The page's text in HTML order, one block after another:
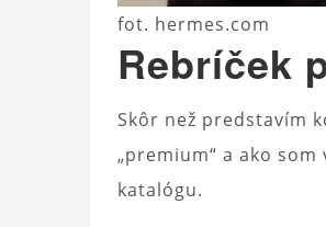
fot. hermes.com
Rebríček
Skôr než predstavím
„premium“ a ako
katalógu.